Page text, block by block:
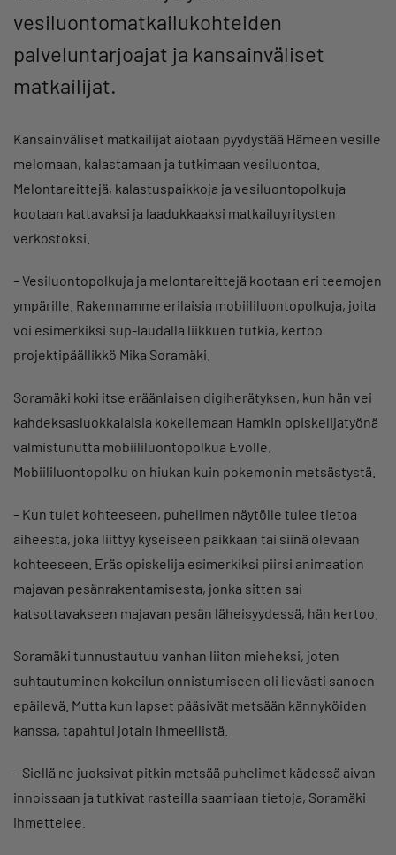
vesiluontomatkailukohteiden
palveluntarjoajat ja kansainväliset
matkailijat.
Kansainväliset matkailijat aiotaan pyydystää Hämeen vesille
melomaan, kalastamaan ja tutkimaan vesiluontoa.
Melontareittejä, kalastuspaikkoja ja vesiluontopolkuja
kootaan kattavaksi ja laadukkaaksi matkailuyritysten
verkostoksi.
– Vesiluontopolkuja ja melontareittejä kootaan eri teemojen
ympärille. Rakennamme erilaisia mobiililuontopolkuja, joita
voi esimerkiksi sup-laudalla liikkuen tutkia, kertoo
projektipäällikkö Mika Soramäki.
Soramäki koki itse eräänlaisen digiherätyksen, kun hän vei
kahdeksasluokkalaisia kokeilemaan Hamkin opiskelijatyönä
valmistunutta mobiililuontopolkua Evolle.
Mobiililuontopolku on hiukan kuin pokemonin metsästystä.
– Kun tulet kohteeseen, puhelimen näytölle tulee tietoa
aiheesta, joka liittyy kyseiseen paikkaan tai siinä olevaan
kohteeseen. Eräs opiskelija esimerkiksi piirsi animaation
majavan pesänrakentamisesta, jonka sitten sai
katsottavakseen majavan pesän läheisyydessä, hän kertoo.
Soramäki tunnustautuu vanhan liiton mieheksi, joten
suhtautuminen kokeilun onnistumiseen oli lievästi sanoen
epäilevä. Mutta kun lapset pääsivät metsään kännyköiden
kanssa, tapahtui jotain ihmeellistä.
– Siellä ne juoksivat pitkin metsää puhelimet kädessä aivan
innoissaan ja tutkivat rasteilla saamiaan tietoja, Soramäki
ihmettelee.